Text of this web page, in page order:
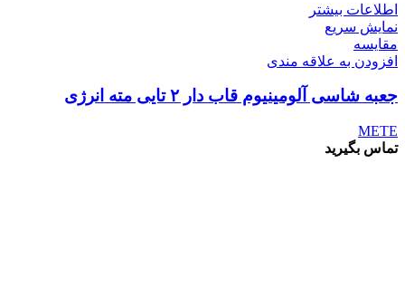
اطلاعات بیشتر
نمایش سریع
مقايسه
افزودن به علاقه مندی
جعبه شاسی آلومینیوم قاب دار ۲ تایی مته انرژی
METE
تماس بگیرید